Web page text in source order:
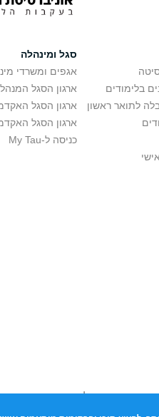
בלימודים
לתואר ראשון
סגל ומינהלה
אגפים ומשרדי
ארגון הסגל
ארגון הסגל
ארגון הסגל
כניסה ל-My Tau
אם בבעלותך זכויות